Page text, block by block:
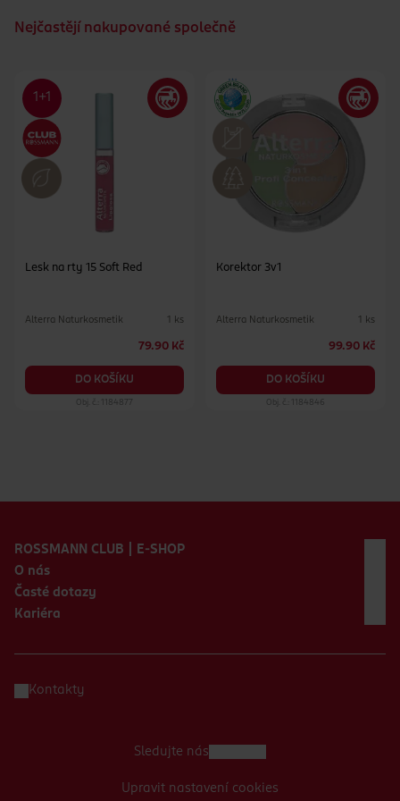
Nejčastějí nakupované společně
Lesk na rty 15 Soft Red
Alterra Naturkosmetik 1 ks
79.90 Kč
DO KOŠÍKU
Obj. č.: 1184877
Korektor 3v1
Alterra Naturkosmetik 1 ks
99.90 Kč
DO KOŠÍKU
Obj. č.: 1184846
ROSSMANN CLUB | E-SHOP
O nás
Časté dotazy
Kariéra
Kontakty
Sledujte nás
Upravit nastavení cookies